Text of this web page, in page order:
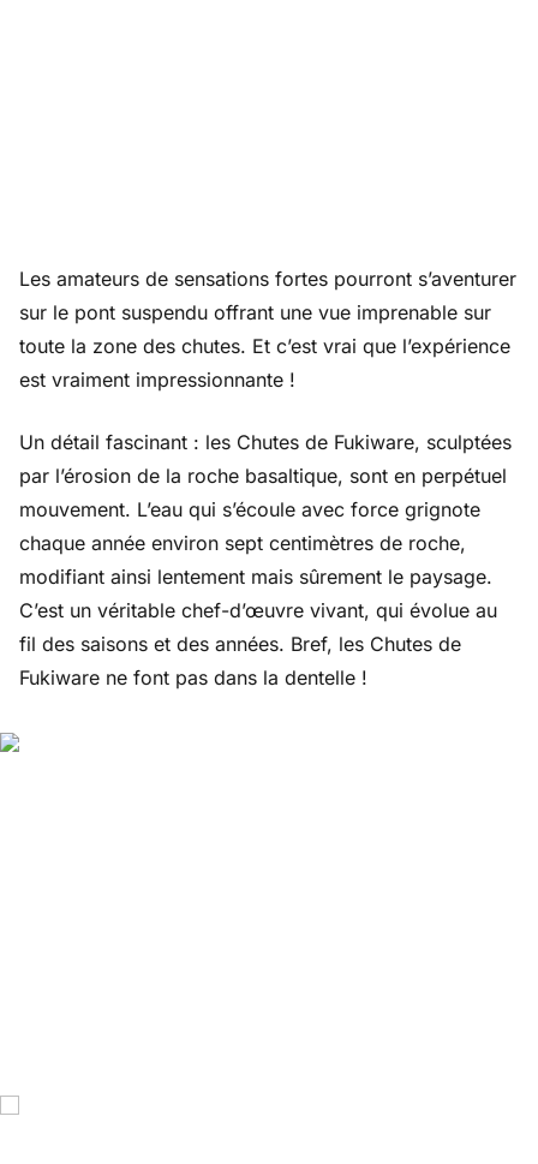
Les amateurs de sensations fortes pourront s’aventurer
sur le pont suspendu offrant une vue imprenable sur
toute la zone des chutes. Et c’est vrai que l’expérience
est vraiment impressionnante !
Un détail fascinant : les Chutes de Fukiware, sculptées
par l’érosion de la roche basaltique, sont en perpétuel
mouvement. L’eau qui s’écoule avec force grignote
chaque année environ sept centimètres de roche,
modifiant ainsi lentement mais sûrement le paysage.
C’est un véritable chef-d’œuvre vivant, qui évolue au
fil des saisons et des années. Bref, les Chutes de
Fukiware ne font pas dans la dentelle !